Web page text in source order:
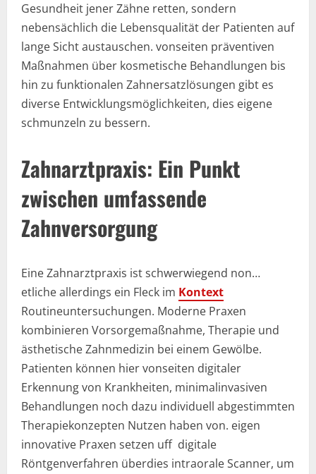
Gesundheit jener Zähne retten, sondern
nebensächlich die Lebensqualität der Patienten auf
lange Sicht austauschen. vonseiten präventiven
Maßnahmen über kosmetische Behandlungen bis
hin zu funktionalen Zahnersatzlösungen gibt es
diverse Entwicklungsmöglichkeiten, dies eigene
schmunzeln zu bessern.
Zahnarztpraxis: Ein Punkt
zwischen umfassende
Zahnversorgung
Eine Zahnarztpraxis ist schwerwiegend non…
etliche allerdings ein Fleck im Kontext
Routineuntersuchungen. Moderne Praxen
kombinieren Vorsorgemaßnahme, Therapie und
ästhetische Zahnmedizin bei einem Gewölbe.
Patienten können hier vonseiten digitaler
Erkennung von Krankheiten, minimalinvasiven
Behandlungen noch dazu individuell abgestimmten
Therapiekonzepten Nutzen haben von. eigen
innovative Praxen setzen uff digitale
Röntgenverfahren überdies intraorale Scanner, um